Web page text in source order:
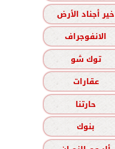
خير أجناد الأرض
الانفوجراف
توك شو
عقارات
حارتنا
بنوك